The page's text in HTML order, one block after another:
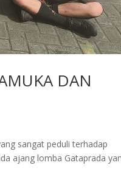
DAN
sangat peduli terhadap
ajang lomba Gataprada